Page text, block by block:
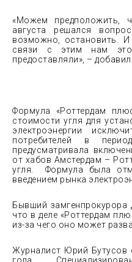
«Можем
августа решался
возможно, остановить.
связи с этим нам это
предоставляли», –
Формула «Роттердам
стоимости угля для
электроэнергии
потребителей в
предусматривала
от хабов Амстердам –
угля. Формула была
введением рынка
Бывший замгенпрокурора
что в деле «Роттердам
из-за чего оно может
Журналист Юрий Бутусов